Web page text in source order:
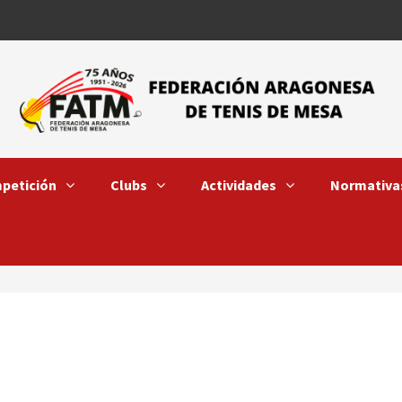
Clubs Actividades